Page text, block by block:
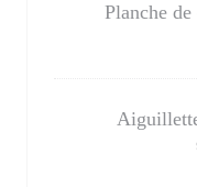
Planche